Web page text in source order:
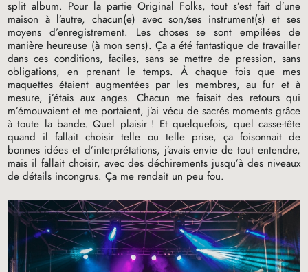
split album. Pour la partie Original Folks, tout s’est fait d’une
maison à l’autre, chacun(e) avec son/ses instrument(s) et ses
moyens d’enregistrement. Les choses se sont empilées de
manière heureuse (à mon sens). Ça a été fantastique de travailler
dans ces conditions, faciles, sans se mettre de pression, sans
obligations, en prenant le temps. À chaque fois que mes
maquettes étaient augmentées par les membres, au fur et à
mesure, j’étais aux anges. Chacun me faisait des retours qui
m’émouvaient et me portaient, j’ai vécu de sacrés moments grâce
à toute la bande. Quel plaisir ! Et quelquefois, quel casse-tête
quand il fallait choisir telle ou telle prise, ça foisonnait de
bonnes idées et d’interprétations, j’avais envie de tout entendre,
mais il fallait choisir, avec des déchirements jusqu’à des niveaux
de détails incongrus. Ça me rendait un peu fou.